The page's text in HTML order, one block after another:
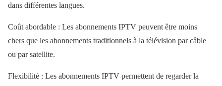
dans différentes langues.
Coût abordable : Les abonnements IPTV peuvent être moins
chers que les abonnements traditionnels à la télévision par câble
ou par satellite.
Flexibilité : Les abonnements IPTV permettent de regarder la